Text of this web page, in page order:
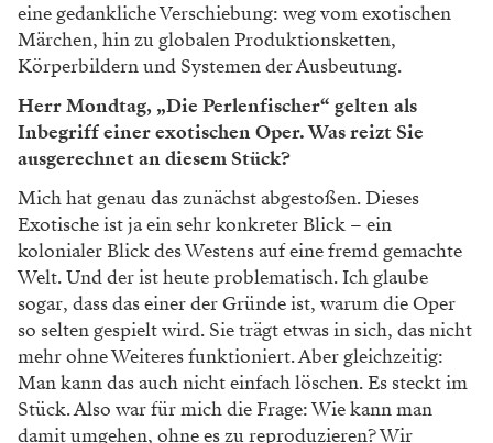
einegedankliche Verschiebung: weg vom exotischen
Märchen, hin zu globalen Produktionsketten,
Körperbildern und Systemen der Ausbeutung.
Herr Mondtag, „Die Perlenfischer“ gelten als
Inbegriff einer exotischenOper. Was reizt Sie
ausgerechnet andiesem Stück?
Mich hat genau das zunächst abgestoßen. Dieses
Exotische ist ja ein sehr konkreter Blick – ein
kolonialer Blick des Westens auf eine fremdgemachte
Welt. Und der ist heute problematisch.Ich glaube
sogar, dass das einer der Gründe ist, warum die Oper
so selten gespielt wird. Sie trägt etwas in sich, das nicht
mehr ohne Weiteres funktioniert. Aber gleichzeitig:
Man kann das auch nicht einfach löschen. Es steckt im
Stück.Also war für mich die Frage: Wie kann man
damit umgehen, ohne es zu reproduzieren? Wir